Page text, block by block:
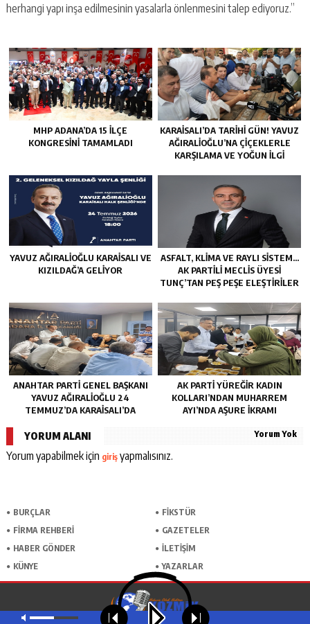
herhangi yapı inşa edilmesinin yasalarla önlenmesini talep ediyoruz.”
MHP ADANA’DA 15 İLÇE
KONGRESINI TAMAMLADI
KARAISALI’DA TARIHI GÜN! YAVUZ
AĞIRALIOĞLU’NA ÇIÇEKLERLE
KARŞILAMA VE YOĞUN İLGI
YAVUZ AĞIRALIOĞLU KARAISALI VE
KIZILDAĞ’A GELIYOR
ASFALT, KLIMA VE RAYLI SISTEM…
AK PARTILI MECLIS ÜYESI
TUNÇ’TAN PEŞ PEŞE ELEŞTIRILER
ANAHTAR PARTI GENEL BAŞKANI
YAVUZ AĞIRALIOĞLU 24
TEMMUZ’DA KARAISALI’DA
AK PARTI YÜREĞIR KADIN
KOLLARI’NDAN MUHARREM
AYI’NDA AŞURE İKRAMI
YORUM ALANI Yorum Yok
Yorum yapabilmek için girişyapmalısınız.
BURÇLAR
FİKSTÜR
FİRMA REHBERİ
GAZETELER
HABER GÖNDER
İLETİŞİM
KÜNYE
YAZARLAR